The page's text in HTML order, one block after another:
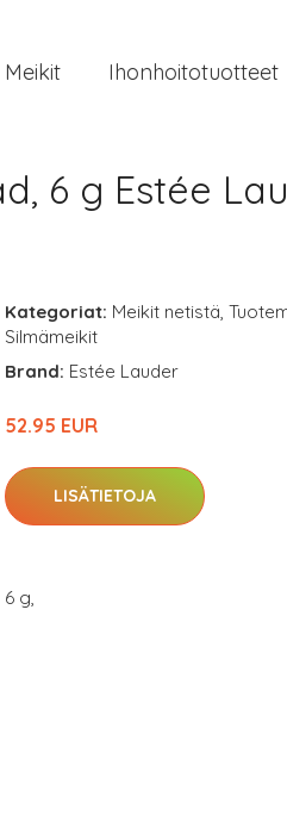
Meikit Ihonhoitotuotteet
6 g Estée
Kategoriat: Meikit netistä,
Silmämeikit
Brand: Estée Lauder
52.95 EUR
LISÄTIETOJA
6 g,